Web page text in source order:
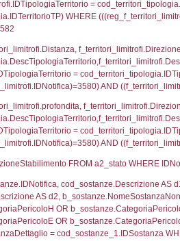
AND
sql: SELECT
f_territori_limitrofi.DescAltro
AND
sql: SELECT